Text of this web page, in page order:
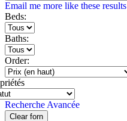
Email me more like these results
Beds:
Baths:
Order:
Recherche Avancée
Clear forn